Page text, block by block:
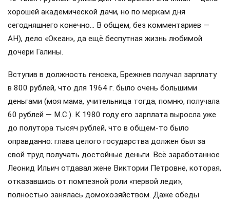
хорошей академической дачи, но по меркам дня
сегодняшнего конечно… В общем, без комментариев —
АН), дело «Океан», да ещё беспутная жизнь любимой
дочери Галины.
Вступив в должность генсека, Брежнев получал зарплату
в 800 рублей, что для 1964 г. было очень большими
деньгами (моя мама, учительница тогда, помню, получала
60 рублей — М.С.). К 1980 году его зарплата выросла уже
до полутора тысяч рублей, что в общем-то было
оправданно: глава целого государства должен был за
свой труд получать достойные деньги. Всё заработанное
Леонид Ильич отдавал жене Виктории Петровне, которая,
отказавшись от помпезной роли «первой леди»,
полностью занялась домохозяйством. Даже обеды